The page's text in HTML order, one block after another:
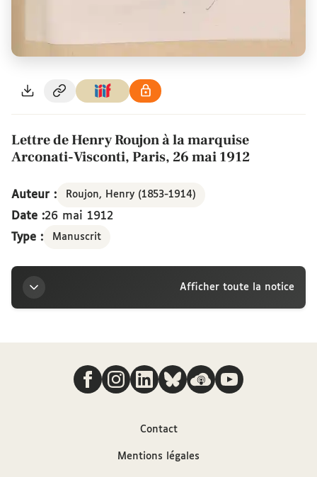
Lettre de Henry Roujon à la marquise
Arconati-Visconti, Paris, 26 mai 1912
Auteur : Roujon, Henry (1853-1914)
Date :26 mai 1912
Type :
Manuscrit
Afficher toute la notice
Titre
Lettre de Henry Roujon à la marquise Arconati-
Visconti, Paris, 26 mai 1912
Nous suivre
Contact
Mentions légales